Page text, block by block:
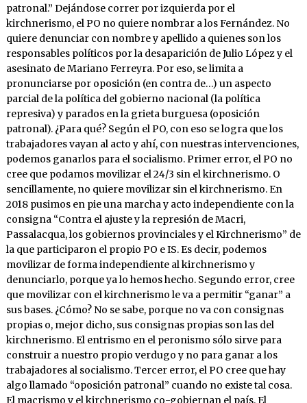
patronal.” Dejándose correr por izquierda por el
kirchnerismo, el PO no quiere nombrar a los Fernández. No
quiere denunciar con nombre y apellido a quienes son los
responsables políticos por la desaparición de Julio López y el
asesinato de Mariano Ferreyra. Por eso, se limita a
pronunciarse por oposición (en contra de…) un aspecto
parcial de la política del gobierno nacional (la política
represiva) y parados en la grieta burguesa (oposición
patronal). ¿Para qué? Según el PO, con eso se logra que los
trabajadores vayan al acto y ahí, con nuestras intervenciones,
podemos ganarlos para el socialismo. Primer error, el PO no
cree que podamos movilizar el 24/3 sin el kirchnerismo. O
sencillamente, no quiere movilizar sin el kirchnerismo. En
2018 pusimos en pie una marcha y acto independiente con la
consigna “Contra el ajuste y la represión de Macri,
Passalacqua, los gobiernos provinciales y el Kirchnerismo” de
la que participaron el propio PO e IS. Es decir, podemos
movilizar de forma independiente al kirchnerismo y
denunciarlo, porque ya lo hemos hecho. Segundo error, cree
que movilizar con el kirchnerismo le va a permitir “ganar” a
sus bases. ¿Cómo? No se sabe, porque no va con consignas
propias o, mejor dicho, sus consignas propias son las del
kirchnerismo. El entrismo en el peronismo sólo sirve para
construir a nuestro propio verdugo y no para ganar a los
trabajadores al socialismo. Tercer error, el PO cree que hay
algo llamado “oposición patronal” cuando no existe tal cosa.
El macrismo y el kirchnerismo co-gobiernan el país. El